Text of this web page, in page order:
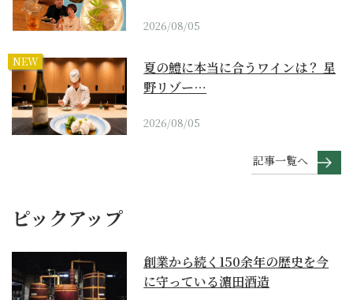
2026/08/05
NEW
夏の鱧に本当に合うワインは？ 星
野リゾー…
2026/08/05
記事一覧へ
ピックアップ
創業から続く150余年の歴史を今
に守っている濵田酒造